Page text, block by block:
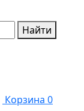
Найти
Корзина 0